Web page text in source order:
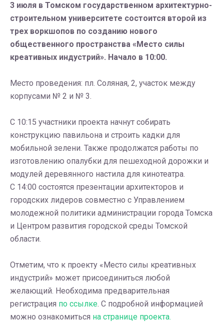
3 июля в Томском государственном архитектурно-
строительном университете состоится второй из
трех воркшопов по созданию нового
общественного пространства «Место силы
креативных индустрий». Начало в 10:00.
Место проведения: пл. Соляная, 2, участок между
корпусами № 2 и № 3.
С 10:15 участники проекта начнут собирать
конструкцию павильона и строить кадки для
мобильной зелени. Также продолжатся работы по
изготовлению опалубки для пешеходной дорожки и
модулей деревянного настила для кинотеатра.
С 14:00 состоятся презентации архитекторов и
городских лидеров совместно с Управлением
молодежной политики администрации города Томска
и Центром развития городской среды Томской
области.
Отметим, что к проекту «Место силы креативных
индустрий» может присоединиться любой
желающий. Необходима предварительная
регистрация по ссылке. С подробной информацией
можно ознакомиться на странице проекта.